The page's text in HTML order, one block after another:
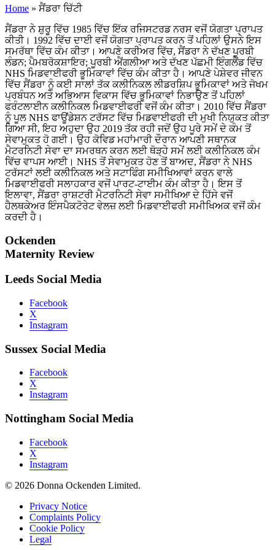
Home » ਸੈਂਡਰਾ ਚਿੱਟੀ
ਸੈਂਡਰਾ ਨੇ ਸ਼ੁਰੂ ਵਿੱਚ 1985 ਵਿੱਚ ਇੱਕ ਰਜਿਸਟਰਡ ਨਰਸ ਵਜੋਂ ਯੋਗਤਾ ਪ੍ਰਾਪਤ
ਕੀਤੀ। 1992 ਵਿੱਚ ਦਾਈ ਵਜੋਂ ਯੋਗਤਾ ਪ੍ਰਾਪਤ ਕਰਨ ਤੋਂ ਪਹਿਲਾਂ ਉਸਨੇ ਇਸ
ਸਮਰੱਥਾ ਵਿੱਚ ਕੰਮ ਕੀਤਾ। ਆਪਣੇ ਕਰੀਅਰ ਵਿੱਚ, ਸੈਂਡਰਾ ਨੇ ਦੱਖਣ ਪੂਰਬੀ
ਲੰਡਨ; ਪੈਮਬਰੋਕਸ਼ਾਇਰ; ਪੂਰਬੀ ਐਂਗਲੀਆ ਅਤੇ ਦੱਖਣ ਪੱਛਮੀ ਇੰਗਲੈਂਡ ਵਿੱਚ
NHS ਮਿਡਵਾਈਫਰੀ ਭੂਮਿਕਾਵਾਂ ਵਿੱਚ ਕੰਮ ਕੀਤਾ ਹੈ। ਆਪਣੇ ਪੇਸ਼ੇਵਰ ਜੀਵਨ
ਵਿੱਚ ਸੈਂਡਰਾ ਨੂੰ ਕਈ ਸਾਲਾਂ ਤੱਕ ਕਲੀਨਿਕਲ ਲੀਡਰਸ਼ਿਪ ਭੂਮਿਕਾਵਾਂ ਅਤੇ ਜੋਖਮ
ਪ੍ਰਬੰਧਨ ਅਤੇ ਅਭਿਆਸ ਵਿਕਾਸ ਵਿੱਚ ਭੂਮਿਕਾਵਾਂ ਨਿਭਾਉਣ ਤੋਂ ਪਹਿਲਾਂ
ਫਰੰਟਲਾਈਨ ਕਲੀਨਿਕਲ ਮਿਡਵਾਈਫਰੀ ਵਜੋਂ ਕੰਮ ਕੀਤਾ। 2010 ਵਿੱਚ ਸੈਂਡਰਾ
ਨੂੰ ਪੂਲ NHS ਫਾਊਂਡੇਸ਼ਨ ਟਰੱਸਟ ਵਿੱਚ ਮਿਡਵਾਈਫਰੀ ਦੀ ਮੁਖੀ ਨਿਯੁਕਤ ਕੀਤਾ
ਗਿਆ ਸੀ, ਇਹ ਅਹੁਦਾ ਉਹ 2019 ਤੱਕ ਰਹੀ ਜਦੋਂ ਉਹ ਪੂਰੇ ਸਮੇਂ ਦੇ ਕੰਮ ਤੋਂ
ਸੇਵਾਮੁਕਤ ਹੋ ਗਈ। ਉਹ ਕੋਵਿਡ ਮਹਾਂਮਾਰੀ ਦੌਰਾਨ ਆਪਣੀ ਸਥਾਨਕ
ਮੈਟਰਨਿਟੀ ਸੇਵਾ ਦਾ ਸਮਰਥਨ ਕਰਨ ਲਈ ਥੋੜ੍ਹੇ ਸਮੇਂ ਲਈ ਕਲੀਨਿਕਲ ਕੰਮ
ਵਿੱਚ ਵਾਪਸ ਆਈ। NHS ਤੋਂ ਸੇਵਾਮੁਕਤ ਹੋਣ ਤੋਂ ਬਾਅਦ, ਸੈਂਡਰਾ ਨੇ NHS
ਟਰੱਸਟਾਂ ਲਈ ਕਲੀਨਿਕਲ ਅਤੇ ਸਟਾਫਿੰਗ ਸਮੀਖਿਆਵਾਂ ਕਰਨ ਵਾਲੇ
ਮਿਡਵਾਈਫਰੀ ਸਲਾਹਕਾਰ ਵਜੋਂ ਪਾਰਟ-ਟਾਈਮ ਕੰਮ ਕੀਤਾ ਹੈ। ਇਸ ਤੋਂ
ਇਲਾਵਾ, ਸੈਂਡਰਾ ਰਾਸ਼ਟਰੀ ਮੈਟਰਨਿਟੀ ਸੇਵਾ ਸਮੀਖਿਆ ਦੇ ਹਿੱਸੇ ਵਜੋਂ
ਹੈਲਥਕੇਅਰ ਇੰਸਪੈਕਟੋਰੇਟ ਵੇਲਜ਼ ਲਈ ਮਿਡਵਾਈਫਰੀ ਸਮੀਖਿਅਕ ਵਜੋਂ ਕੰਮ
ਕਰਦੀ ਹੈ।
Ockenden
Maternity Review
Leeds Social Media
Facebook
X
Instagram
Sussex Social Media
Facebook
X
Instagram
Nottingham Social Media
Facebook
X
Instagram
© 2026 Donna Ockenden Limited.
Privacy Notice
Complaints Policy
Cookie Policy
Legal